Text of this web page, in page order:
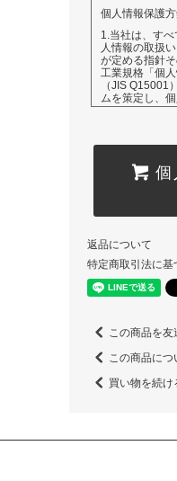
個人情報保護
1.当社は、す
人情報の取扱
が定める指針
工業規格「個
（JIS Q15001
ムを策定し、
範囲を超えた
講じます。
3.当社は、ご
業務を委託す
た個人情報を
4.当社は、個人
場合は、その
的な期間内に誠
5.当社は、取得
的・人的・物
6.当社は、社会
し、個人情報
返品について
特定商取引法に基
この商品を友
この商品につ
買い物を続け